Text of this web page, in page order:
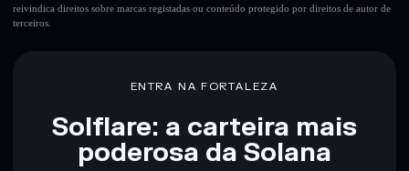
reivindica direitos sobre marcas registadas ou conteúdo protegido por direitos de autor de
terceiros.
ENTRA NA FORTALEZA
Solflare: a carteira mais
poderosa da Solana